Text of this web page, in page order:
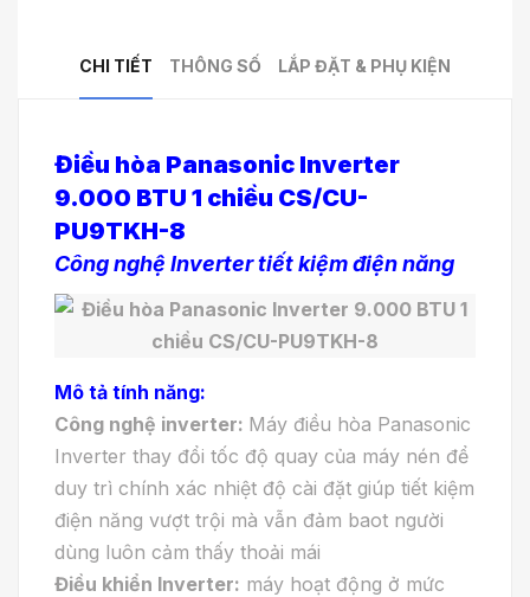
CHI TIẾT THÔNG SỐ LẮP ĐẶT & PHỤ KIỆN
Điều hòa Panasonic Inverter
9.000 BTU 1 chiều CS/CU-
PU9TKH-8
Công nghệ Inverter tiết kiệm điện năng
Mô tả tính năng:
Công nghệ inverter: Máy điều hòa Panasonic
Inverter thay đổi tốc độ quay của máy nén để
duy trì chính xác nhiệt độ cài đặt giúp tiết kiệm
điện năng vượt trội mà vẫn đảm baot người
dùng luôn cảm thấy thoải mái
Điều khiển Inverter: máy hoạt động ở mức